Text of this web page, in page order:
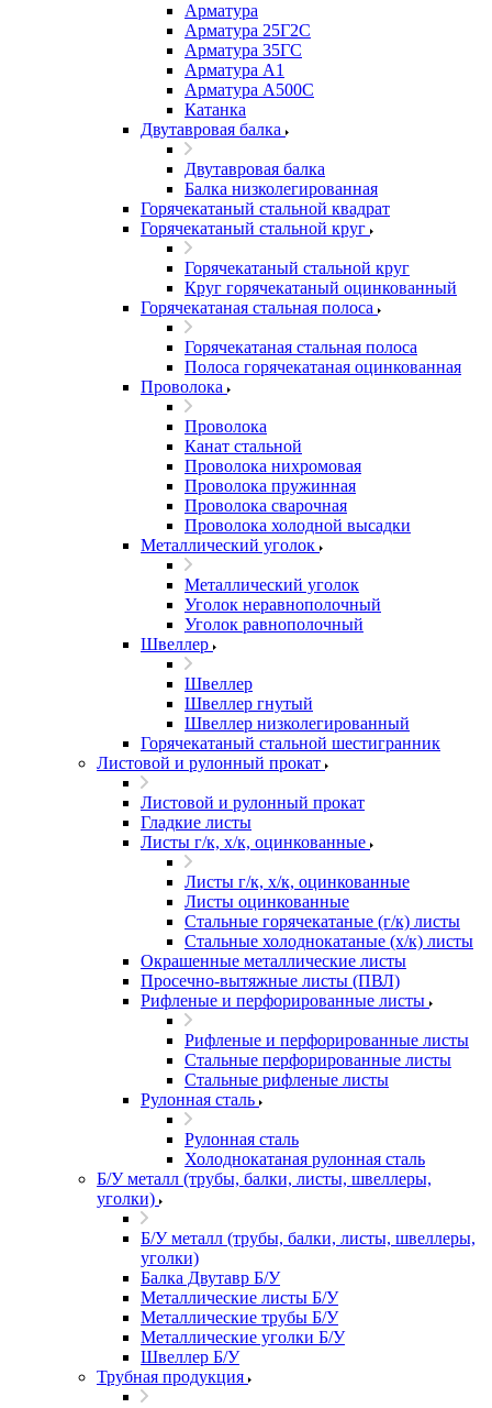
Арматура
Арматура 25Г2С
Арматура 35ГС
Арматура А1
Арматура А500С
Катанка
Двутавровая балка
Двутавровая балка
Балка низколегированная
Горячекатаный стальной квадрат
Горячекатаный стальной круг
Горячекатаный стальной круг
Круг горячекатаный оцинкованный
Горячекатаная стальная полоса
Горячекатаная стальная полоса
Полоса горячекатаная оцинкованная
Проволока
Проволока
Канат стальной
Проволока нихромовая
Проволока пружинная
Проволока сварочная
Проволока холодной высадки
Металлический уголок
Металлический уголок
Уголок неравнополочный
Уголок равнополочный
Швеллер
Швеллер
Швеллер гнутый
Швеллер низколегированный
Горячекатаный стальной шестигранник
Листовой и рулонный прокат
Листовой и рулонный прокат
Гладкие листы
Листы г/к, х/к, оцинкованные
Листы г/к, х/к, оцинкованные
Листы оцинкованные
Стальные горячекатаные (г/к) листы
Стальные холоднокатаные (х/к) листы
Окрашенные металлические листы
Просечно-вытяжные листы (ПВЛ)
Рифленые и перфорированные листы
Рифленые и перфорированные листы
Стальные перфорированные листы
Стальные рифленые листы
Рулонная сталь
Рулонная сталь
Холоднокатаная рулонная сталь
Б/У металл (трубы, балки, листы, швеллеры,
уголки)
Б/У металл (трубы, балки, листы, швеллеры,
уголки)
Балка Двутавр Б/У
Металлические листы Б/У
Металлические трубы Б/У
Металлические уголки Б/У
Швеллер Б/У
Трубная продукция